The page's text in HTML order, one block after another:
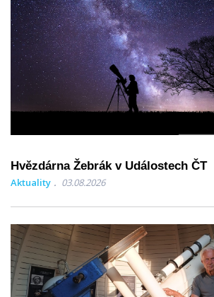
Hvězdárna Žebrák v Událostech ČT
Aktuality 03.08.2026